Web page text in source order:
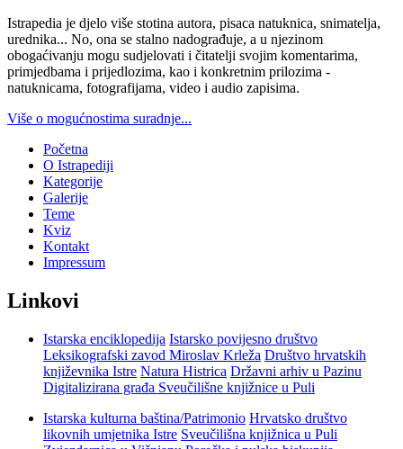
Istrapedia je djelo više stotina autora, pisaca natuknica, snimatelja,
urednika... No, ona se stalno nadograđuje, a u njezinom
obogaćivanju mogu sudjelovati i čitatelji svojim komentarima,
primjedbama i prijedlozima, kao i konkretnim prilozima -
natuknicama, fotografijama, video i audio zapisima.
Više o mogućnostima suradnje...
Početna
O Istrapediji
Kategorije
Galerije
Teme
Kviz
Kontakt
Impressum
Linkovi
Istarska enciklopedija Istarsko povijesno društvo
Leksikografski zavod Miroslav Krleža Društvo hrvatskih
književnika Istre Natura Histrica Državni arhiv u Pazinu
Digitalizirana građa Sveučilišne knjižnice u Puli
Istarska kulturna baština/Patrimonio Hrvatsko društvo
likovnih umjetnika Istre Sveučilišna knjižnica u Puli